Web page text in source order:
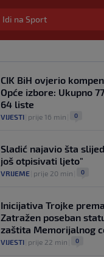
Trafford postao treći
historiji fudbala
Idi na Sport
CIK BiH ovjerio
Opće izbore: Ukupno
64 liste
VIJESTI prije 16 min 0
Sladić najavio šta
još otpisivati ljeto"
VRIJEME prije 20 min 0
Inicijativa Trojke
Zatražen poseban
zaštita Memorijalnog
VIJESTI prije 22 min 0